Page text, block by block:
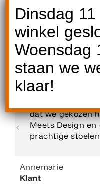
Een betrouwbaar
dat we gekozen
Meets Design en
prachtige
Annemarie
Klant
Dinsdag
winkel
Woensdag
staan we
klaar!